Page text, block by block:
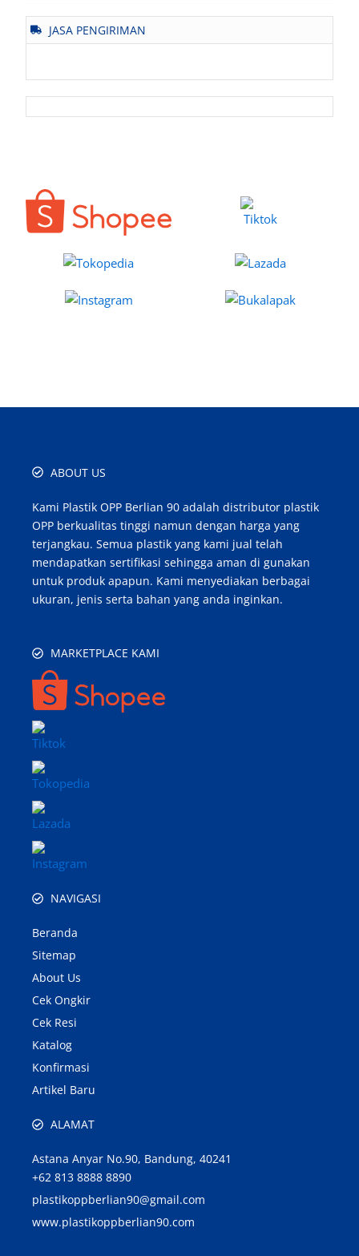
JASA PENGIRIMAN
ABOUT US
Kami Plastik OPP Berlian 90 adalah distributor plastik
OPP berkualitas tinggi namun dengan harga yang
terjangkau. Semua plastik yang kami jual telah
mendapatkan sertifikasi sehingga aman di gunakan
untuk produk apapun. Kami menyediakan berbagai
ukuran, jenis serta bahan yang anda inginkan.
MARKETPLACE KAMI
NAVIGASI
Beranda
Sitemap
About Us
Cek Ongkir
Cek Resi
Katalog
Konfirmasi
Artikel Baru
ALAMAT
Astana Anyar No.90, Bandung, 40241
+62 813 8888 8890
plastikoppberlian90@gmail.com
www.plastikoppberlian90.com